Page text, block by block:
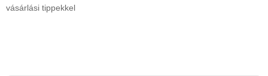
vásárlási tippekkel